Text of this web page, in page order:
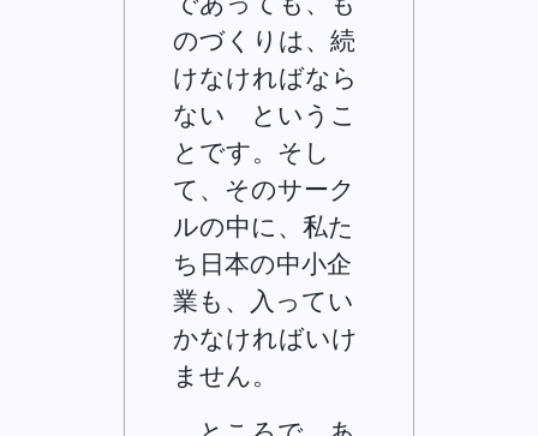
のづくりは、続
けなければなら
ない というこ
とです。そし
て、そのサーク
ルの中に、私た
ち日本の中小企
業も、入ってい
かなければいけ
ません。